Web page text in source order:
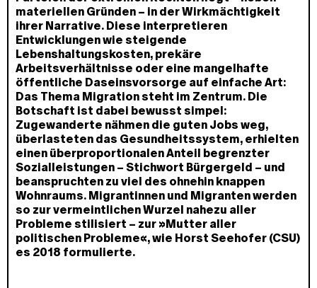
materiellen Gründen – in der Wirkmächtigkeit
ihrer Narrative. Diese interpretieren
Entwicklungen wie steigende
Lebenshaltungskosten, prekäre
Arbeitsverhältnisse oder eine mangelhafte
öffentliche Daseinsvorsorge auf einfache Art:
Das Thema Migration steht im Zentrum. Die
Botschaft ist dabei bewusst simpel:
Zugewanderte nähmen die guten Jobs weg,
überlasteten das Gesundheitssystem, erhielten
einen überproportionalen Anteil begrenzter
Sozialleistungen – Stichwort Bürgergeld – und
beanspruchten zu viel des ohnehin knappen
Wohnraums. Migrantinnen und Migranten werden
so zur vermeintlichen Wurzel nahezu aller
Probleme stilisiert – zur »Mutter aller
politischen Probleme«, wie Horst Seehofer (CSU)
es 2018 formulierte.